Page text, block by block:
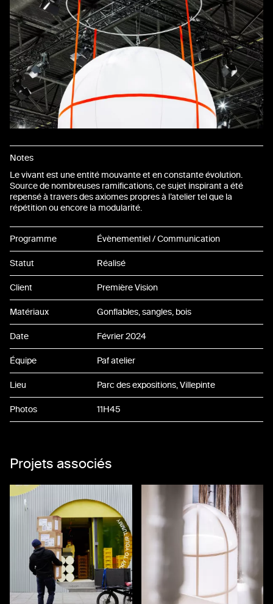
Notes
Le vivant est une entité mouvante et en constante évolution.
Source de nombreuses ramifications, ce sujet inspirant a été
repensé à travers des axiomes propres à l’atelier tel que la
répétition ou encore la modularité.
Programme Évènementiel / Communication
Statut Réalisé
Client Première Vision
Matériaux Gonflables, sangles, bois
Date Février 2024
Équipe Paf atelier
Lieu Parc des expositions, Villepinte
Photos 11H45
Projets associés